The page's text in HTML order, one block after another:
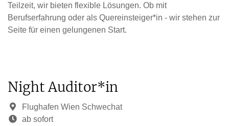
Night Auditor*in
Flughafen Wien Schwechat
ab sofort
Teilzeit, wir bieten flexible Lösungen. Ob mit
Berufserfahrung oder als Quereinsteiger*in - wir stehen zur
Seite für einen gelungenen Start.